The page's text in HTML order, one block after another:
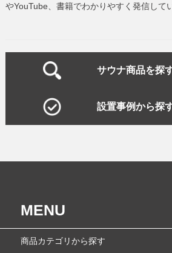
やYouTube、書籍でわかりやすく発信して
サウナ商品を探
設置事例から探
MENU
商品カテゴリから探す